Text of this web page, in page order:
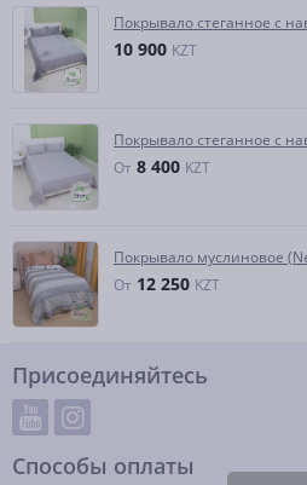
Покрывало стеганное с
10 900 KZT
Покрывало стеганное с
От 8 400 KZT
Покрывало муслиновое
От 12 250 KZT
Присоединяйтесь
Способы оплаты